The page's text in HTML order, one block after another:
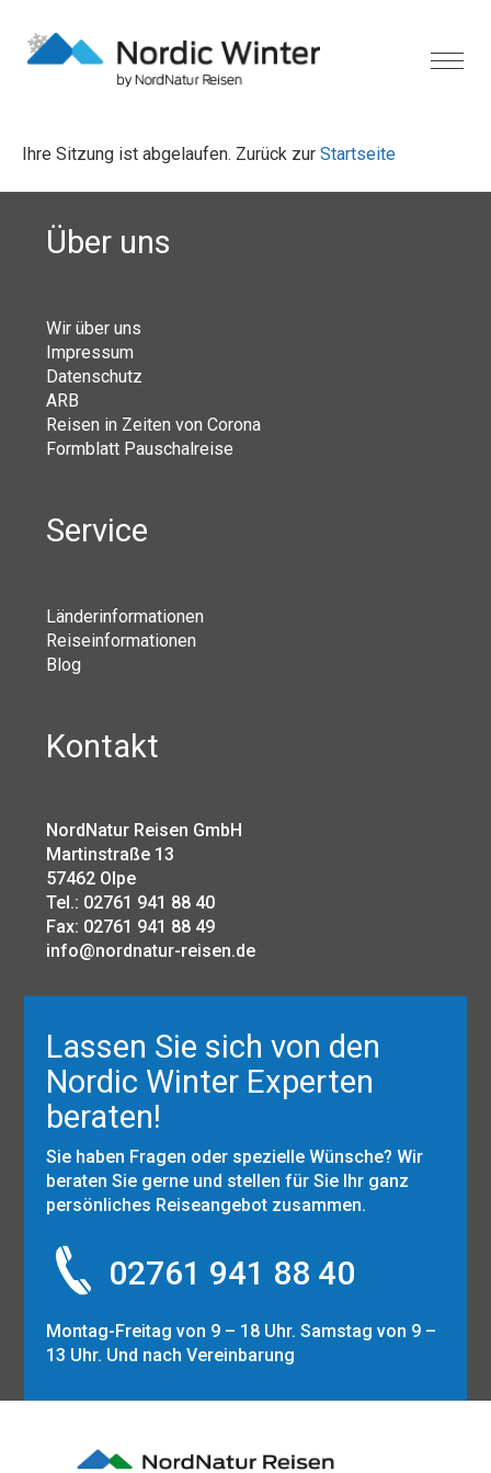
Ihre Sitzung ist abgelaufen. Zurück zur Startseite
Über uns
Wir über uns
Impressum
Datenschutz
ARB
Reisen in Zeiten von Corona
Formblatt Pauschalreise
Service
Länderinformationen
Reiseinformationen
Blog
Kontakt
NordNatur Reisen GmbH
Martinstraße 13
57462 Olpe
Tel.: 02761 941 88 40
Fax: 02761 941 88 49
info@nordnatur-reisen.de
Lassen Sie sich von den
Nordic Winter Experten
beraten!
Sie haben Fragen oder spezielle Wünsche? Wir
beraten Sie gerne und stellen für Sie Ihr ganz
persönliches Reiseangebot zusammen.
02761 941 88 40
Montag-Freitag von 9 – 18 Uhr. Samstag von 9 –
13 Uhr. Und nach Vereinbarung